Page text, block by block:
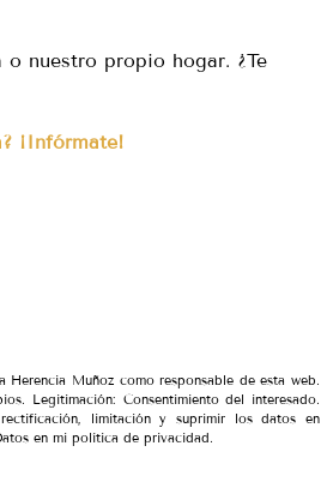
nuestro propio hogar. ¿Te
¡Infórmate!
Muñoz como responsable de esta web.
Legitimación: Consentimiento del interesado.
limitación y suprimir los datos en
en mi política de privacidad.